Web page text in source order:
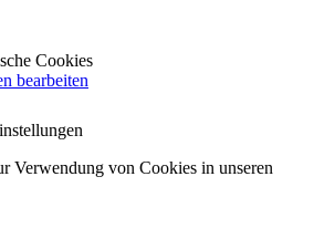
Cookies
bearbeiten
Verwendung von Cookies in unseren